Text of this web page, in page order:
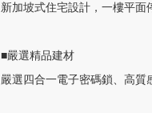
新加坡式住宅設計，一樓平面
■嚴選精品建材
嚴選四合一電子密碼鎖、高